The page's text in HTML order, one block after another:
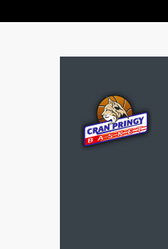
LOISIRS